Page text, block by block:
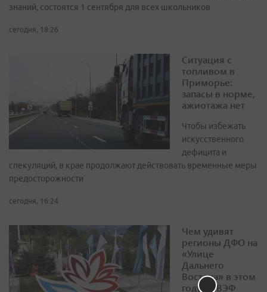
знаний, состоятся 1 сентября для всех школьников
сегодня, 18:26
Ситуация с
топливом в
Приморье:
запасы в норме,
ажиотажа нет
Чтобы избежать
искусственного
дефицита и
спекуляций, в крае продолжают действовать временные меры
предосторожности
сегодня, 16:24
Чем удивят
регионы ДФО на
«Улице
Дальнего
Востока» в этом
году на ВЭФ